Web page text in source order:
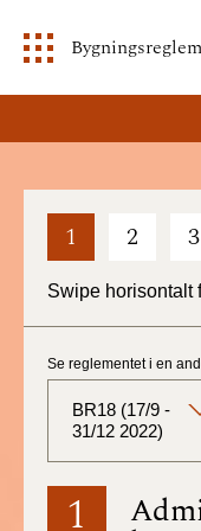
1 2 3
Swipe horisontalt
1
Se reglementet i en
BR18 (17/9 -
31/12 2022)
BR18 (Aktuelt)